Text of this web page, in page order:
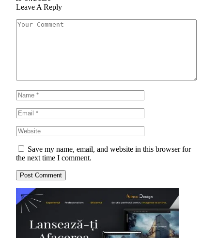
Leave A Reply
Save my name, email, and website in this browser for
the next time I comment.